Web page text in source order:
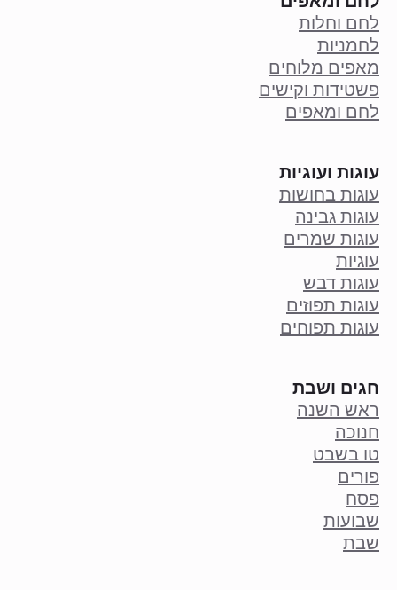
לחם וחלות
לחמניות
מאפים מלוחים
פשטידות וקישים
לחם ומאפים
עוגות ועוגיות
עוגות בחושות
עוגות גבינה
עוגות שמרים
עוגיות
עוגות דבש
עוגות תפוזים
עוגות תפוחים
חגים ושבת
ראש השנה
חנוכה
טו בשבט
פורים
פסח
שבועות
שבת